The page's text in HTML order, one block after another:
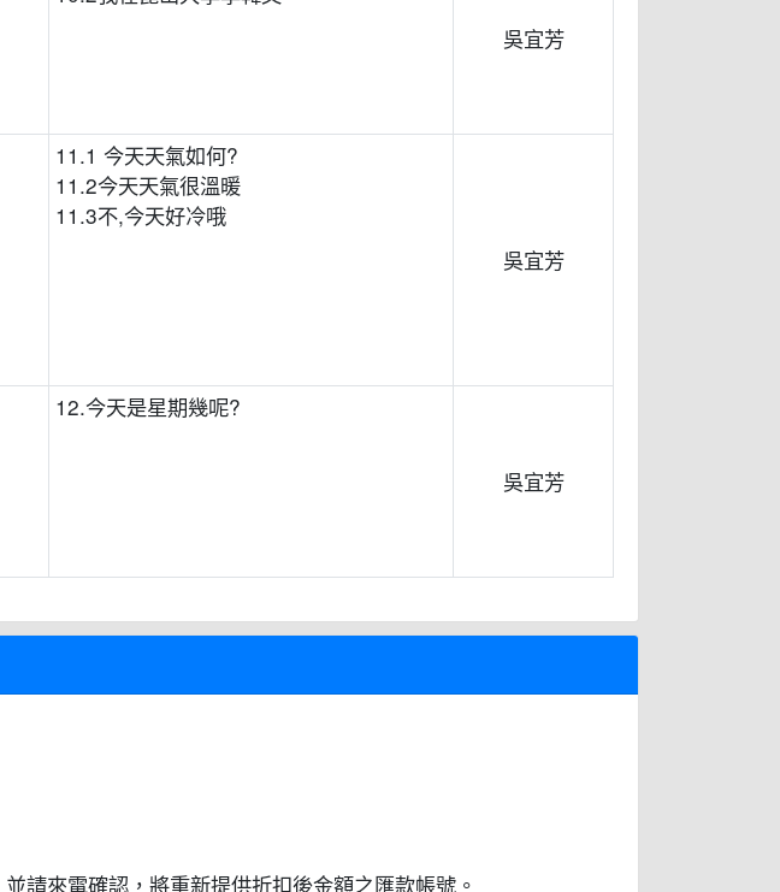
吳宜芳
11.1 今天天氣如何?
11.2今天天氣很溫暖
11.3不,今天好冷哦
吳宜芳
12.今天是星期幾呢?
吳宜芳
請來電確認，將重新提供折扣後金額之匯款帳號。